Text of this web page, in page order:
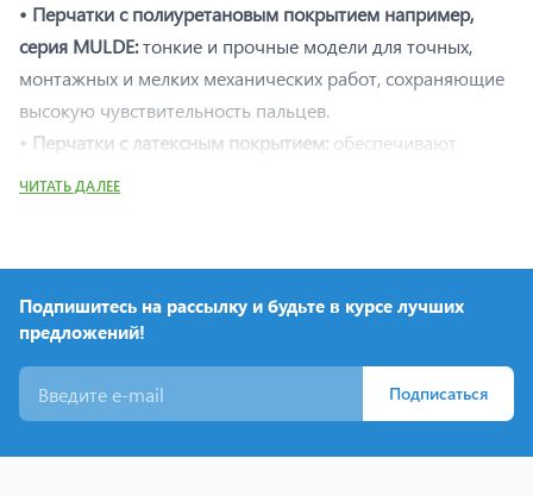
• Перчатки с полиуретановым покрытием например,
серия MULDE:тонкие и прочные модели для точных,
монтажных и мелких механических работ, сохраняющие
высокую чувствительность пальцев.
• Перчатки с латексным покрытием: обеспечивают
• Перчатки с нитриловым покрытием например, серии
Vechte или Glan:защищают от масел, жиров и
механических повреждений, устойчивы к истиранию.
• Перчатки утепленные:варианты с латексом для работы
на открытом воздухе в холодное время года.
усиленная защита из натуральной кожи для тяжелых
ЧИТАТЬ ДАЛЕЕ
Подпишитесь на рассылку и будьте в курсе лучших
предложений!
Подписаться